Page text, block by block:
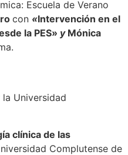
Escuela de Verano
con «Intervención en el
la PES» y Mónica
la Universidad
clínica de las
Complutense de